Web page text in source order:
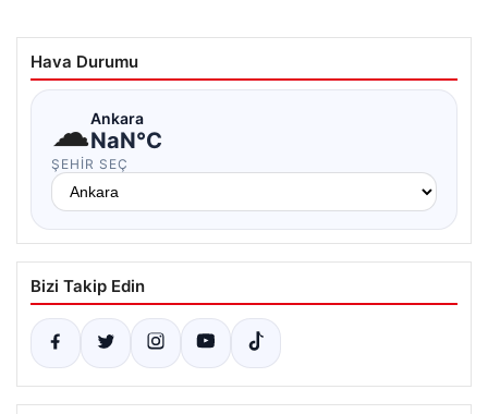
Hava Durumu
☁Ankara
NaN°C
ŞEHIR SEÇ
Bizi Takip Edin